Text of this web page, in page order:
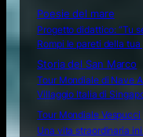
Poesie del mare
Progetto didattico: “Tu
Rompi le pareti della tua
Storia del San Marco
Tour Mondiale di Nave
Villaggio Italia di
Tour Mondiale Vespucci
Una vita straordinaria